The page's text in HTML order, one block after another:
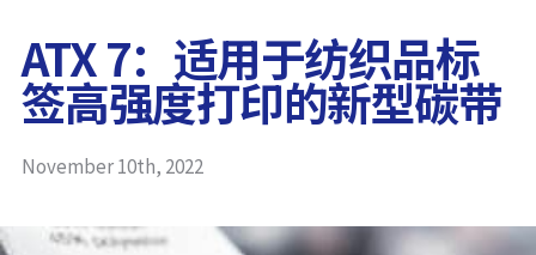
ATX 7：适用于纺织品标
签高强度打印的新型碳带
November 10th, 2022